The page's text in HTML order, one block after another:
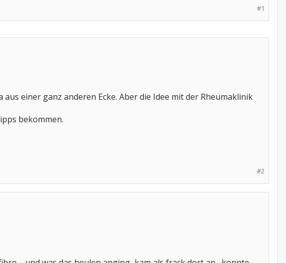
#1
einer ganz anderen Ecke. Aber die Idee mit der Rheumaklinik
bekommen.
#2